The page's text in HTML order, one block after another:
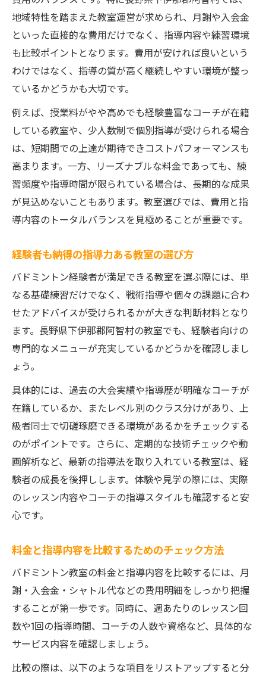
地域特性を踏まえた教室運営が求められ、月謝や入会金
といった直接的な費用だけでなく、指導内容や練習環境
も比較ポイントとなります。費用が安ければ良いという
わけではなく、指導の質が高く継続しやすい環境が整っ
ているかどうかも大切です。
例えば、授業料がやや高めでも経験豊富なコーチが在籍
している教室や、少人数制で個別指導が受けられる場合
は、短期間での上達が期待できコストパフォーマンスも
高まります。一方、リーズナブルな料金であっても、練
習頻度や指導時間が限られている場合は、長期的な成果
が見込めないこともあります。教室選びでは、費用と指
導内容のトータルバランスを見極めることが重要です。
経験者も納得の指導力ある教室の選び方
バドミントン経験者が満足できる教室を選ぶ際には、単
なる基礎練習だけでなく、戦術指導や個々の課題に合わ
せたアドバイスが受けられるかが大きな判断材料となり
ます。長野県下伊那郡阿智村の教室でも、経験者向けの
専門的なメニューが充実しているかどうかを確認しまし
ょう。
具体的には、過去の大会実績や指導歴が明確なコーチが
在籍しているか、またレベル別のクラス分けがあり、上
級者同士で切磋琢磨できる環境があるかをチェックする
のがポイントです。さらに、定期的な技術チェックや動
画解析など、最新の指導法を取り入れている教室は、経
験者の成長を後押しします。体験や見学の際には、実際
のレッスン内容やコーチの指導スタイルも確認すると安
心です。
料金と指導内容を比較するためのチェック方法
バドミントン教室の料金と指導内容を比較するには、月
謝・入会金・シャトル代などの費用明細をしっかり把握
することが第一歩です。同時に、週あたりのレッスン回
数や1回の指導時間、コーチの人数や資格など、具体的な
サービス内容を確認しましょう。
比較の際は、以下のような項目をリストアップすると分